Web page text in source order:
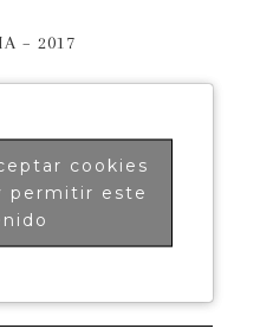
– 2017
cookies
permitir este